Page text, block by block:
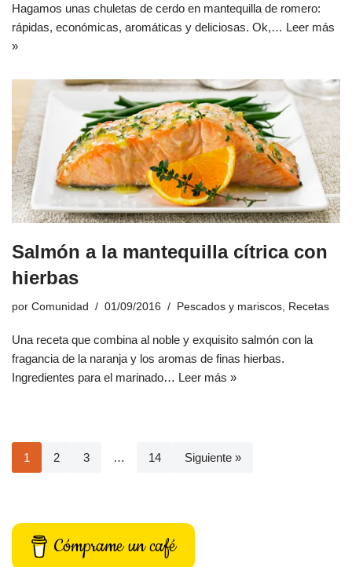
Hagamos unas chuletas de cerdo en mantequilla de romero:
rápidas, económicas, aromáticas y deliciosas. Ok,… Leer más
»
Salmón a la mantequilla cítrica con
hierbas
por Comunidad 01/09/2016 Pescados y mariscos, Recetas
Una receta que combina al noble y exquisito salmón con la
fragancia de la naranja y los aromas de finas hierbas.
Ingredientes para el marinado… Leer más »
1 2 3 … 14 Siguiente »
Cómprame un café